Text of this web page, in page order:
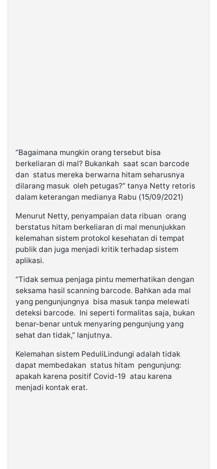
“Bagaimana mungkin orang tersebut bisa
berkeliaran di mal? Bukankah saat scan barcode
dan status mereka berwarna hitam seharusnya
dilarang masuk oleh petugas?” tanya Netty retoris
dalam keterangan medianya Rabu (15/09/2021)
Menurut Netty, penyampaian data ribuan orang
berstatus hitam berkeliaran di mal menunjukkan
kelemahan sistem protokol kesehatan di tempat
publik dan juga menjadi kritik terhadap sistem
aplikasi.
“Tidak semua penjaga pintu memerhatikan dengan
seksama hasil scanning barcode. Bahkan ada mal
yang pengunjungnya bisa masuk tanpa melewati
deteksi barcode. Ini seperti formalitas saja, bukan
benar-benar untuk menyaring pengunjung yang
sehat dan tidak,” lanjutnya.
Kelemahan sistem PeduliLindungi adalah tidak
dapat membedakan status hitam pengunjung:
apakah karena positif Covid-19 atau karena
menjadi kontak erat.